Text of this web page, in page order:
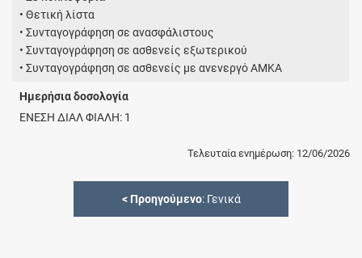
• Θετική λίστα
• Συνταγογράφηση σε ανασφάλιστους
• Συνταγογράφηση σε ασθενείς εξωτερικού
• Συνταγογράφηση σε ασθενείς με ανενεργό ΑΜΚΑ
Ημερήσια δοσολογία
ΕΝΕΣΗ ΔΙΑΛ ΦΙΑΛΗ: 1
Τελευταία ενημέρωση: 12/06/2026
< Προηγούμενο: Γενικά